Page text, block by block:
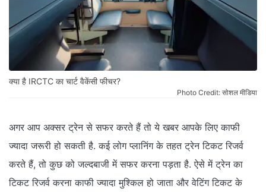
क्या है IRCTC का चार्ट वैकेंसी फीचर?
Photo Credit: सोशल मीडिया
अगर आप अक्सर ट्रेन से सफर करते हैं तो ये खबर आपके लिए काफी
ज्यादा जरूरी हो सकती है. कई लोग प्लानिंग के तहत ट्रेन टिकट रिजर्व
करते हैं, तो कुछ को जल्दबाजी में सफर करना पड़ता है. ऐसे में ट्रेन का
टिकट रिजर्व करना काफी ज्यादा मुश्किल हो जाता और वेटिंग टिकट के